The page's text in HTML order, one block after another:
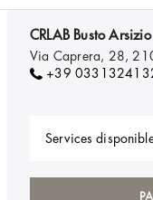
CRLAB Busto Arsizio
Via Caprera, 28,
+39
Services